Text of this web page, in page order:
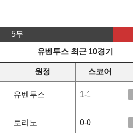
5무
유벤투스 최근 10경기
원정 스코어
유벤투스 1-1
토리노 0-0